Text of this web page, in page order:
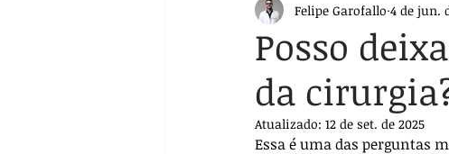
Animais Exóticos Medicina
Endocrinologia Infectologia
Posso
da
Felipe Garofallo 4 de jun.
Atualizado: 12 de set. de 2025
Essa é uma das perguntas